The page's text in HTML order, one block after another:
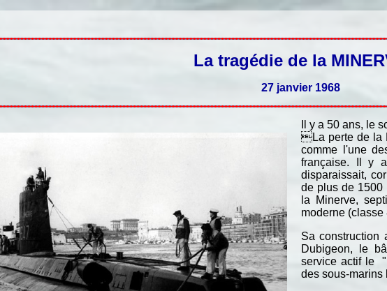
La tragédie de la
27 janvier 1968
Il y a 50 ans, le
La perte de la
comme l'une
française. Il y
disparaissait,
de plus de 1500
la Minerve,
moderne (classe
Sa construction
Dubigeon, le
service actif le
des sous-marins